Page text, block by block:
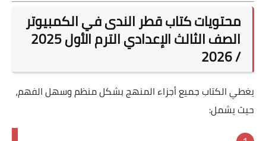
محتويات كتاب قطر الندى في الكمبيوتر
الصف الثالث الإعدادي الترم الأول 2025
/ 2026
يغطي الكتاب جميع أجزاء المنهج بشكل منظم وسهل الفهم،
حيث يشمل: